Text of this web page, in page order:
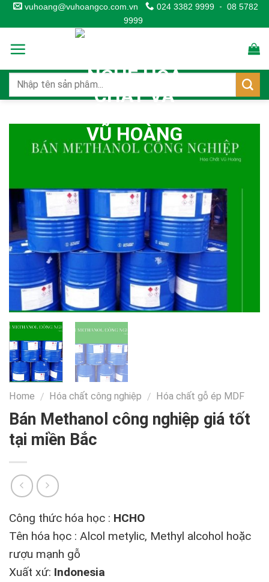
Skip
to
content
vuhoang@vuhoangco.com.vn 024 3382 9999 - 08 5782
9999
Home / Hóa chất công nghiệp / Hóa chất gỗ ép MDF
Bán Methanol công nghiệp giá tốt
tại miền Bắc
Công thức hóa học : HCHO
Tên hóa học : Alcol metylic, Methyl alcohol hoặc
rượu mạnh gỗ
Xuất xứ: Indonesia